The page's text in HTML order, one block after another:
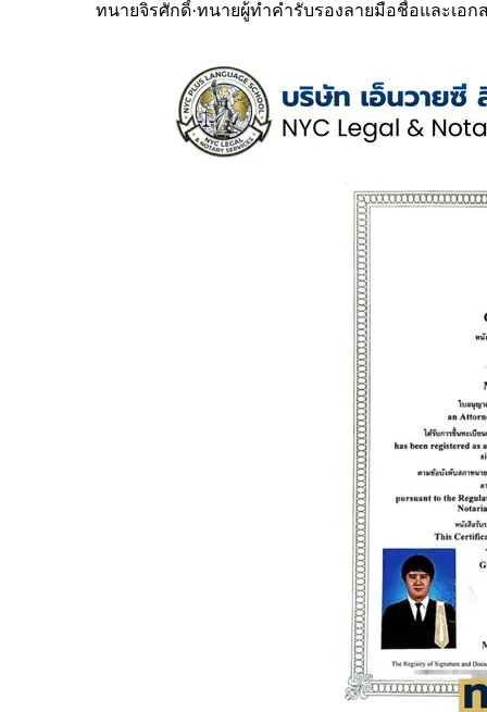
ทนายจิรศักดิ์·ทนายผู้ทำคำรับรองลายมือชื่อและเอก